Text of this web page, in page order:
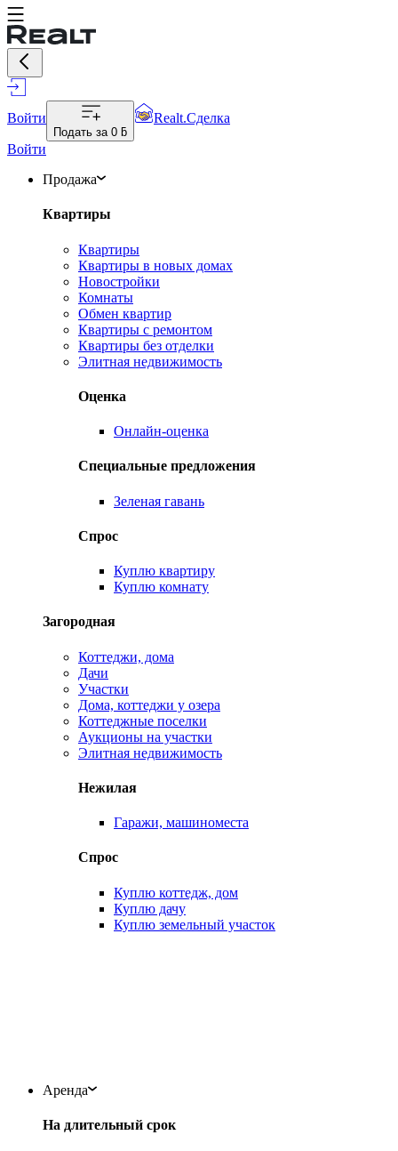
Войти
Подать за 0 ƃ
Realt.Сделка
Войти
Продажа
Квартиры
Квартиры
Квартиры в новых домах
Новостройки
Комнаты
Обмен квартир
Квартиры с ремонтом
Квартиры без отделки
Элитная недвижимость
Оценка
Онлайн-оценка
Специальные предложения
Зеленая гавань
Спрос
Куплю квартиру
Куплю комнату
Загородная
Коттеджи, дома
Дачи
Участки
Дома, коттеджи у озера
Коттеджные поселки
Аукционы на участки
Элитная недвижимость
Нежилая
Гаражи, машиноместа
Спрос
Куплю коттедж, дом
Куплю дачу
Куплю земельный участок
Аренда
На длительный срок